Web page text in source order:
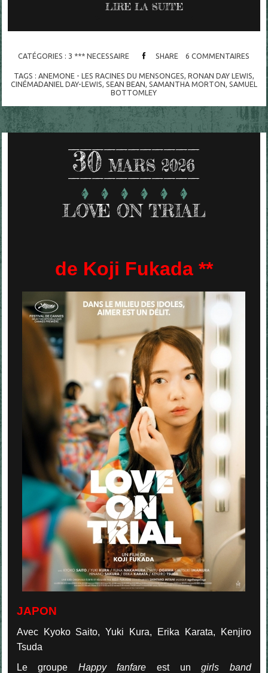
LIRE LA SUITE
CATÉGORIES : 3 *** NECESSAIRE SHARE 6 COMMENTAIRES
TAGS : ANEMONE - LES RACINES DU MENSONGES RONAN DAY LEWIS
CINÉMADANIEL DAY-LEWIS SEAN BEAN SAMANTHA MORTON SAMUEL
BOTTOMLEY
30 MARS 2026
LOVE ON TRIAL
de Koji Fukada **
JAPON
Avec Kyoko Saito, Yuki Kura, Erika Karata, Kenjiro
Tsuda
Le groupe Happy fanfare est ungirls band